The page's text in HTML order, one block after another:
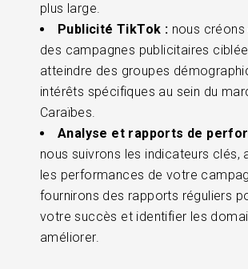
plus large.
Publicité TikTok : nous
des campagnes publicitaires
atteindre des groupes
intérêts spécifiques au sein du
Caraïbes.
Analyse et rapports de
nous suivrons les indicateurs clés,
les performances de votre
fournirons des rapports réguliers
votre succès et identifier les
améliorer.